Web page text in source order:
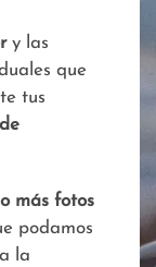
y las
que
tus
más fotos
podamos
la